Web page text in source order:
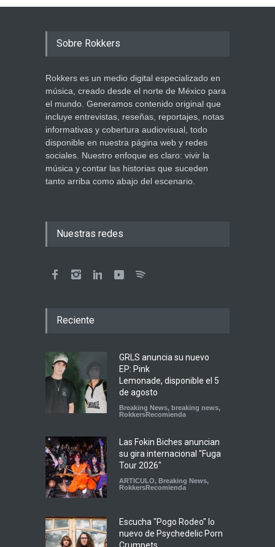
Sobre Rokkers
Rokkers es un medio digital especializado en
música, creado desde el norte de México para
el mundo. Generamos contenido original que
incluye entrevistas, reseñas, reportajes, notas
informativas y cobertura audiovisual, todo
disponible en nuestra página web y redes
sociales. Nuestro enfoque es claro: vivir la
música y contar las historias que suceden
tanto arriba como abajo del escenario.
Nuestras redes
Reciente
GRLS anuncia su nuevo
EP: Pink
Lemonade, disponible el 5
de agosto
Breaking News, breaking news,
RokkersRecomienda
Las Fokin Biches anuncian
su gira internacional "Fuga
Tour 2026"
ARTICULO, Breaking News,
RokkersRecomienda
Escucha "Pogo Rodeo" lo
nuevo de Psychedelic Porn